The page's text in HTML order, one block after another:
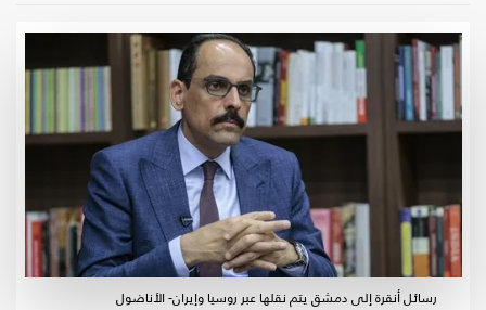
رسائل أنقرة إلى دمشق يتم نقلها عبر روسيا وإيران- الأناضول